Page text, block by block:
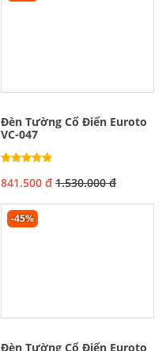
Đèn Tường Cổ Điển Euroto
VC-047
841.500 đ 1.530.000 đ
-45%
Đèn Tường Cổ Điển Euroto